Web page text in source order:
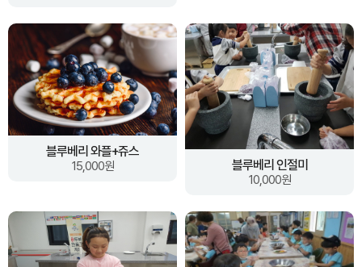
블루베리 와플+쥬스
15,000원 블루베리 인절미
10,000원